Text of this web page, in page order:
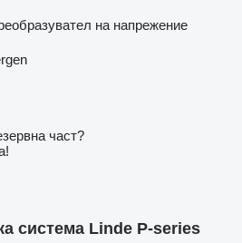
на напрежение
част?
система Linde P-series